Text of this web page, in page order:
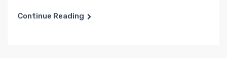
Continue Reading